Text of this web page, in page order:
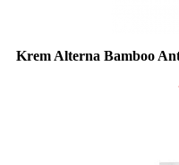
Krem Alterna Bamboo